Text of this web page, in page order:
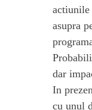
actiunile
asupra
dar
In
cu unul